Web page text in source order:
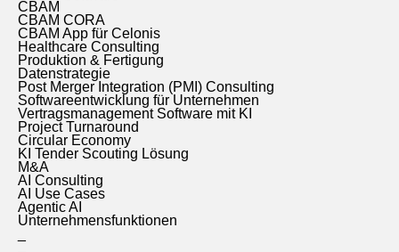
CBAM
CBAM CORA
CBAM App für Celonis
Healthcare Consulting
Produktion & Fertigung
Datenstrategie
Post Merger Integration (PMI) Consulting
Softwareentwicklung für Unternehmen
Vertragsmanagement Software mit KI
Project Turnaround
Circular Economy
KI Tender Scouting Lösung
M&A
AI Consulting
AI Use Cases
Agentic AI
Unternehmensfunktionen